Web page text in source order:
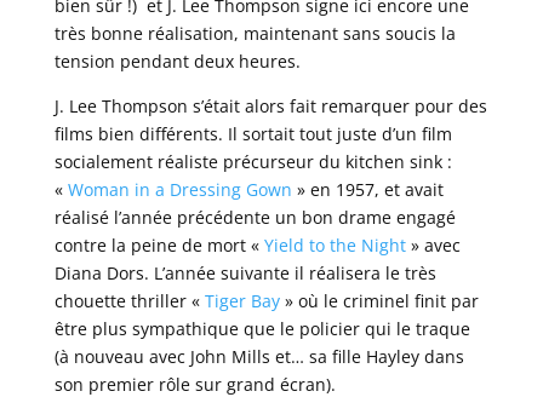
bien sûr !) et J. Lee Thompson signe ici encore une
très bonne réalisation, maintenant sans soucis la
tension pendant deux heures.
J. Lee Thompson s’était alors fait remarquer pour des
films bien différents. Il sortait tout juste d’un film
socialement réaliste précurseur du kitchen sink :
« Woman in a Dressing Gown » en 1957, et avait
réalisé l’année précédente un bon drame engagé
contre la peine de mort « Yield to the Night» avec
Diana Dors. L’année suivante il réalisera le très
chouette thriller « Tiger Bay» où le criminel finit par
être plus sympathique que le policier qui le traque
(à nouveau avec John Mills et… sa fille Hayley dans
son premier rôle sur grand écran).